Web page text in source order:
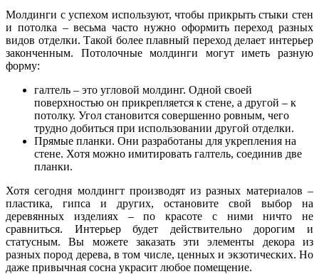
Молдинги с успехом используют, чтобы прикрыть стыки стен
и потолка – весьма часто нужно оформить переход разных
видов отделки. Такой более плавный переход делает интерьер
законченным. Потолочные молдинги могут иметь разную
форму:
галтель – это угловой молдинг. Одной своей
поверхностью он прикрепляется к стене, а другой – к
потолку. Угол становится совершенно ровным, чего
трудно добиться при использовании другой отделки.
Прямые планки. Они разработаны для укрепления на
стене. Хотя можно имитировать галтель, соединив две
планки.
Хотя сегодня молдингт производят из разных материалов –
пластика, гипса и других, остановите свой выбор на
деревянных изделиях – по красоте с ними ничто не
сравниться. Интерьер будет действительно дорогим и
статусным. Вы можете заказать эти элементы декора из
разных пород дерева, в том числе, ценных и экзотических. Но
даже привычная сосна украсит любое помещение.